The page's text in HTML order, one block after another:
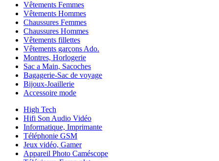
Vêtements Femmes
Vêtements Hommes
Chaussures Femmes
Chaussures Hommes
Vêtements fillettes
Vêtements garçons Ado.
Montres, Horlogerie
Sac a Main, Sacoches
Bagagerie-Sac de voyage
Bijoux-Joaillerie
Accessoire mode
High Tech
Hifi Son Audio Vidéo
Informatique, Imprimante
Téléphonie GSM
Jeux vidéo, Gamer
Appareil Photo Caméscope